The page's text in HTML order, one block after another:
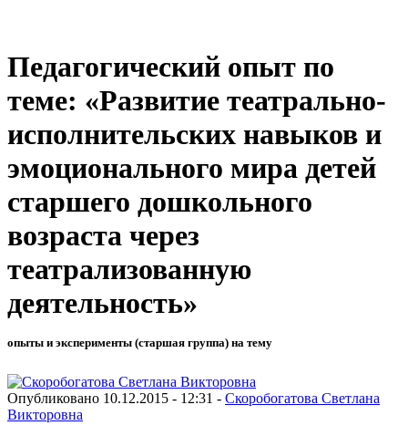
Педагогический опыт по
теме: «Развитие театрально-
исполнительских навыков и
эмоционального мира детей
старшего дошкольного
возраста через
театрализованную
деятельность»
опыты и эксперименты (старшая группа) на тему
Опубликовано 10.12.2015 - 12:31 - Скоробогатова Светлана
Викторовна